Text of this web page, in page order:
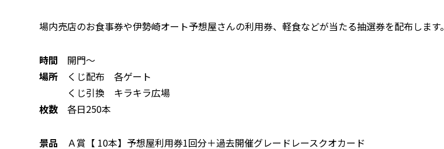
場内売店のお食事券や伊勢崎オート予想屋さんの利用券、軽食などが当たる抽選券を配布します。
時間 開門〜
場所 くじ配布 各ゲート
くじ引換 キラキラ広場
枚数 各日250本
景品 Ａ賞【 10本】予想屋利用券1回分＋過去開催グレードレースクオカード